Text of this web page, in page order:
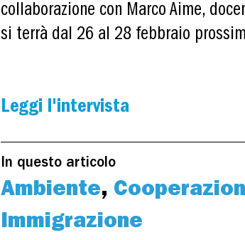
collaborazione con Marco Aime,
si terrà dal 26 al 28 febbraio
Leggi l'intervista
In questo articolo
Ambiente,
Immigrazione